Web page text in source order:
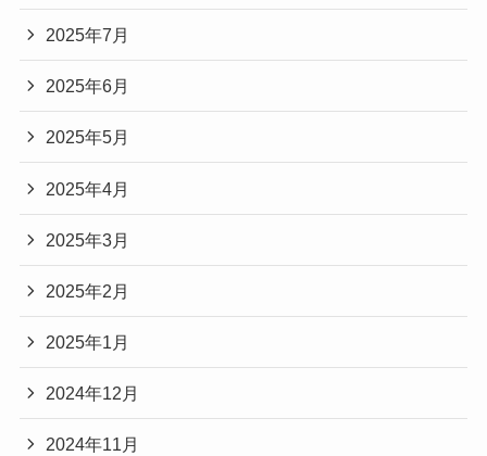
2025年7月
2025年6月
2025年5月
2025年4月
2025年3月
2025年2月
2025年1月
2024年12月
2024年11月